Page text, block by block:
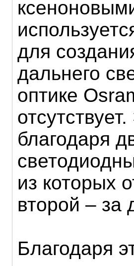
для
дальнего
оптике
благодаря
из которых
второй – за
Благодаря